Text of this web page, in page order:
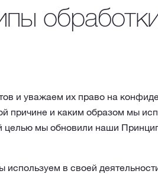
и уважаем их право на
причине и каким образом мы
целью мы обновили наши
используем в своей